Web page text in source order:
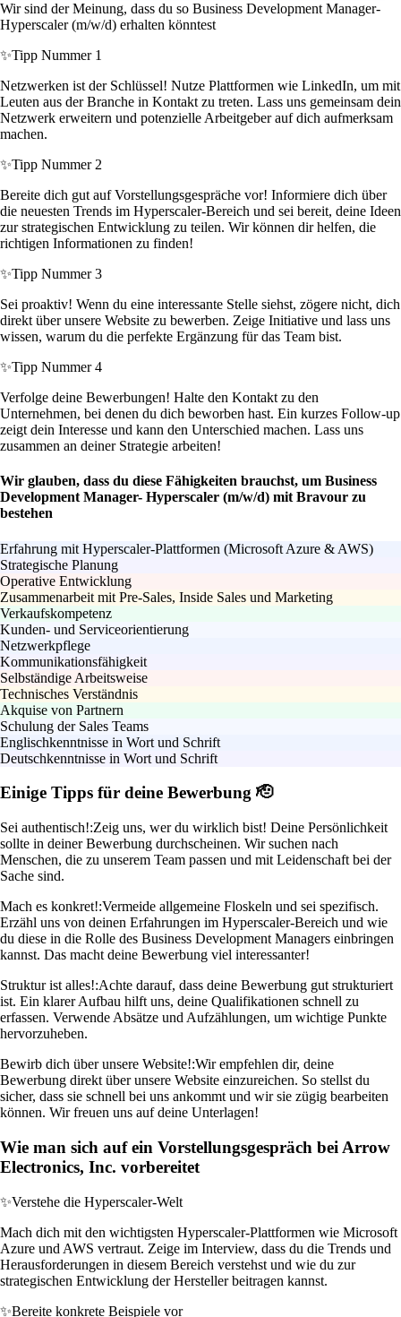
Wir sind der Meinung, dass du so Business Development Manager-
Hyperscaler (m/w/d) erhalten könntest
✨Tipp Nummer 1
Netzwerken ist der Schlüssel! Nutze Plattformen wie LinkedIn, um mit
Leuten aus der Branche in Kontakt zu treten. Lass uns gemeinsam dein
Netzwerk erweitern und potenzielle Arbeitgeber auf dich aufmerksam
machen.
✨Tipp Nummer 2
Bereite dich gut auf Vorstellungsgespräche vor! Informiere dich über
die neuesten Trends im Hyperscaler-Bereich und sei bereit, deine Ideen
zur strategischen Entwicklung zu teilen. Wir können dir helfen, die
richtigen Informationen zu finden!
✨Tipp Nummer 3
Sei proaktiv! Wenn du eine interessante Stelle siehst, zögere nicht, dich
direkt über unsere Website zu bewerben. Zeige Initiative und lass uns
wissen, warum du die perfekte Ergänzung für das Team bist.
✨Tipp Nummer 4
Verfolge deine Bewerbungen! Halte den Kontakt zu den
Unternehmen, bei denen du dich beworben hast. Ein kurzes Follow-up
zeigt dein Interesse und kann den Unterschied machen. Lass uns
zusammen an deiner Strategie arbeiten!
Wir glauben, dass du diese Fähigkeiten brauchst, um Business
Development Manager- Hyperscaler (m/w/d) mit Bravour zu
bestehen
Erfahrung mit Hyperscaler-Plattformen (Microsoft Azure & AWS)
Strategische Planung
Operative Entwicklung
Zusammenarbeit mit Pre-Sales, Inside Sales und Marketing
Verkaufskompetenz
Kunden- und Serviceorientierung
Netzwerkpflege
Kommunikationsfähigkeit
Selbständige Arbeitsweise
Technisches Verständnis
Akquise von Partnern
Schulung der Sales Teams
Englischkenntnisse in Wort und Schrift
Deutschkenntnisse in Wort und Schrift
Einige Tipps für deine Bewerbung 🫡
Sei authentisch!:Zeig uns, wer du wirklich bist! Deine Persönlichkeit
sollte in deiner Bewerbung durchscheinen. Wir suchen nach
Menschen, die zu unserem Team passen und mit Leidenschaft bei der
Sache sind.
Mach es konkret!:Vermeide allgemeine Floskeln und sei spezifisch.
Erzähl uns von deinen Erfahrungen im Hyperscaler-Bereich und wie
du diese in die Rolle des Business Development Managers einbringen
kannst. Das macht deine Bewerbung viel interessanter!
Struktur ist alles!:Achte darauf, dass deine Bewerbung gut strukturiert
ist. Ein klarer Aufbau hilft uns, deine Qualifikationen schnell zu
erfassen. Verwende Absätze und Aufzählungen, um wichtige Punkte
hervorzuheben.
Bewirb dich über unsere Website!:Wir empfehlen dir, deine
Bewerbung direkt über unsere Website einzureichen. So stellst du
sicher, dass sie schnell bei uns ankommt und wir sie zügig bearbeiten
können. Wir freuen uns auf deine Unterlagen!
Wie man sich auf ein Vorstellungsgespräch bei Arrow
Electronics, Inc. vorbereitet
✨Verstehe die Hyperscaler-Welt
Mach dich mit den wichtigsten Hyperscaler-Plattformen wie Microsoft
Azure und AWS vertraut. Zeige im Interview, dass du die Trends und
Herausforderungen in diesem Bereich verstehst und wie du zur
strategischen Entwicklung der Hersteller beitragen kannst.
✨Bereite konkrete Beispiele vor